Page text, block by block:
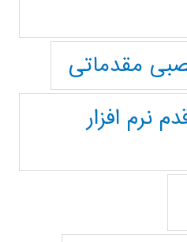
مقدماتی
نرم افزار